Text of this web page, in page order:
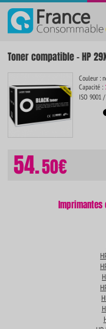
}
Toner compatible - HP
Couleur :
Capacité :
ISO 9001
54.50€